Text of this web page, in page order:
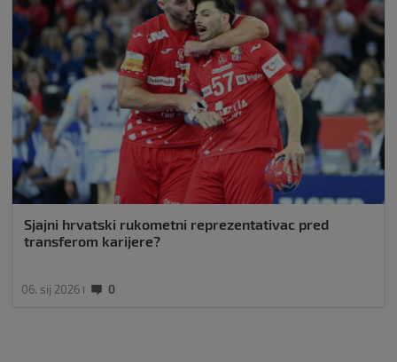
Sjajni hrvatski rukometni reprezentativac pred
transferom karijere?
06. sij 2026 0